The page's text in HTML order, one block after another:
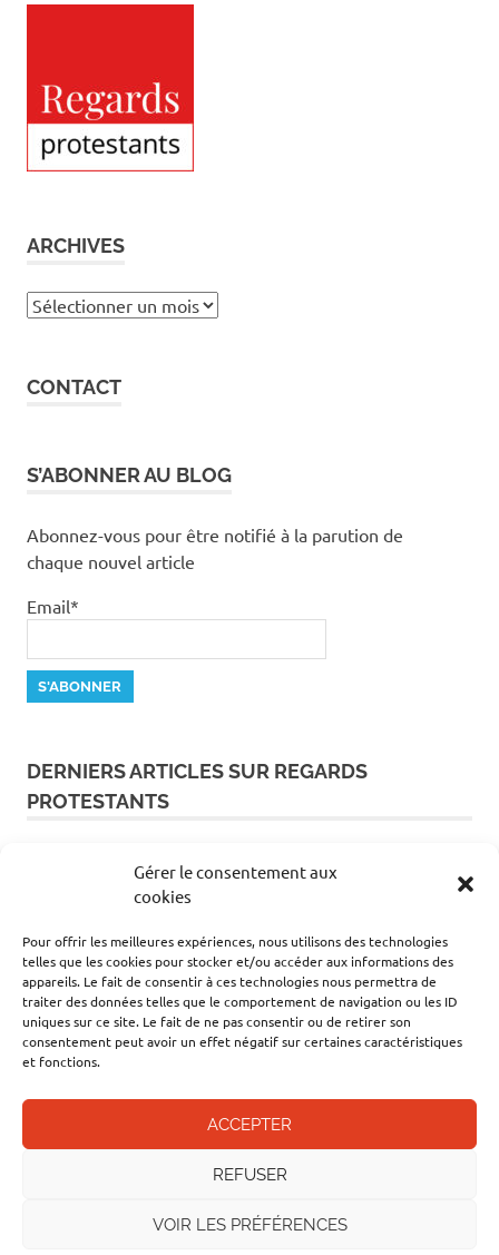
Gérer le consentement aux
cookies
Pour offrir les meilleures expériences, nous utilisons des technologies
telles que les cookies pour stocker et/ou accéder aux informations des
appareils. Le fait de consentir à ces technologies nous permettra de
traiter des données telles que le comportement de navigation ou les ID
uniques sur ce site. Le fait de ne pas consentir ou de retirer son
consentement peut avoir un effet négatif sur certaines caractéristiques
et fonctions.
ACCEPTER
REFUSER
VOIR LES PRÉFÉRENCES
ARCHIVES
Archives
CONTACT
S’ABONNER AU BLOG
Abonnez-vous pour être notifié à la parution de
chaque nouvel article
Email*
DERNIERS ARTICLES SUR REGARDS
PROTESTANTS
Promenade : La Rochelle et son musée
d’histoire protestante
Livre : La haine de la culture
Livre : Là où hurle le loup chante aussi l'oiseau
Les châteaux cathares inscrits au patrimoine
mondial de l’Unesco
L’Alliance évangélique mondiale alerte l’ONU
sur la situation des chrétiens au Soudan et en